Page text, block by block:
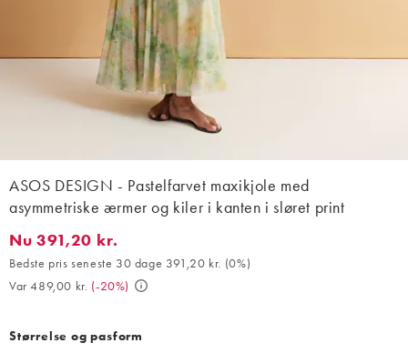
ASOS DESIGN - Pastelfarvet maxikjole med
asymmetriske ærmer og kiler i kanten i sløret print
Nu 391,20 kr.. Bedste pris seneste 30 dage 391,20 kr. (0%).
Nu 391,20 kr.
Bedste pris seneste 30 dage 391,20 kr. (0%)
Var 489,00 kr. (-20%)
Størrelse og pasform